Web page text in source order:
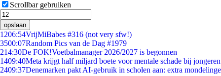
Scrollbar gebruiken
opslaan
1206:54VrijMiBabes #316 (not very sfw!)
3500:07Random Pics van de Dag #1979
214:30De FOK!Voetbalmanager 2026/2027 is begonnen
1409:40Meta krijgt half miljard boete voor mentale schade bij jongeren
2409:37Denemarken pakt AI-gebruik in scholen aan: extra mondelinge